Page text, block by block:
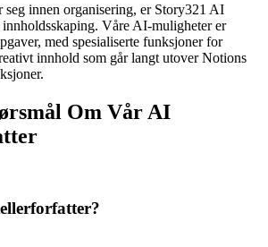
innen organisering, er Story321 AI
Våre AI-muligheter er
med spesialiserte funksjoner for
innhold som går langt utover Notions
Om Vår AI